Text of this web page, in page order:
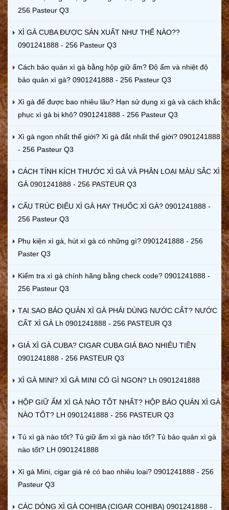
256 Pasteur Q3
XÌ GÀ CUBA ĐƯỢC SẢN XUẤT NHƯ THẾ NÀO??
0901241888 - 256 Pasteur Q3
Cách bảo quản xì gà bằng hộp giữ ẩm? Độ ẩm và nhiệt độ
bảo quản xì gà? 0901241888 - 256 Pasteur Q3
Xì gà để được bao nhiêu lâu? Hạn sử dụng xì gà và cách khắc
phục xì gà bị khô? 0901241888 - 256 Pasteur Q3
Xì gà ngon nhất thế giới? Xì gà đắt nhất thế giới? 0901241888
- 256 Pasteur Q3
CÁCH TÍNH KÍCH THƯỚC XÌ GÀ VÀ PHÂN LOẠI MÀU SẮC XÌ
GÀ 0901241888 - 256 PASTEUR Q3
CẤU TRÚC ĐIẾU XÌ GÀ HAY THUỐC XÌ GÀ? 0901241888 -
256 Pasteur Q3
Phụ kiện xì gà, hút xì gà có những gì? 0901241888 - 256
Paster Q3
Kiểm tra xì gà chính hãng bằng check code? 0901241888 -
256 Pasteur Q3
TẠI SAO BẢO QUẢN XÌ GÀ PHẢI DÙNG NƯỚC CẤT? NƯỚC
CẤT XÌ GÀ Lh 0901241888 - 256 PASTEUR Q3
GIÁ XÌ GÀ CUBA? CIGAR CUBA GIÁ BAO NHIÊU TIỀN
0901241888 - 256 PASTEUR Q3
XÌ GÀ MINI? XÌ GÀ MINI CÓ GÌ NGON? Lh 0901241888
HỘP GIỮ ẨM XÌ GÀ NÀO TỐT NHẤT? HỘP BẢO QUẢN XÌ GÀ
NÀO TỐT? LH 0901241888 - 256 PASTEUR Q3
Tủ xì gà nào tốt? Tủ giữ ẩm xì gà nào tốt? Tủ bảo quản xì gà
nào tốt? LH 0901241888
Xì gà Mini, cigar giá rẻ có bao nhiêu loại? 0901241888 - 256
Pasteur Q3
CÁC DÒNG XÌ GÀ COHIBA (CIGAR COHIBA) 0901241888 -